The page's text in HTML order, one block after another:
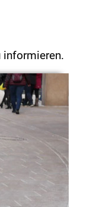
informieren.